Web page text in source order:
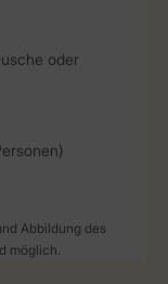
oder
Abbildung des
möglich.